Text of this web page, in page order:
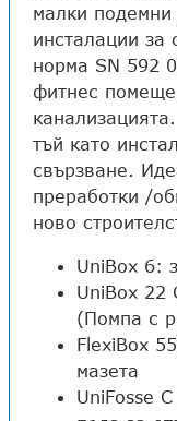
малки подемни
инсталации за
норма SN 592
фитнес
тъй като
свързване.
преработки /
ново
UniBox 6:
UniBox 22
(Помпа с
FlexiBox
мазета
UniFosse